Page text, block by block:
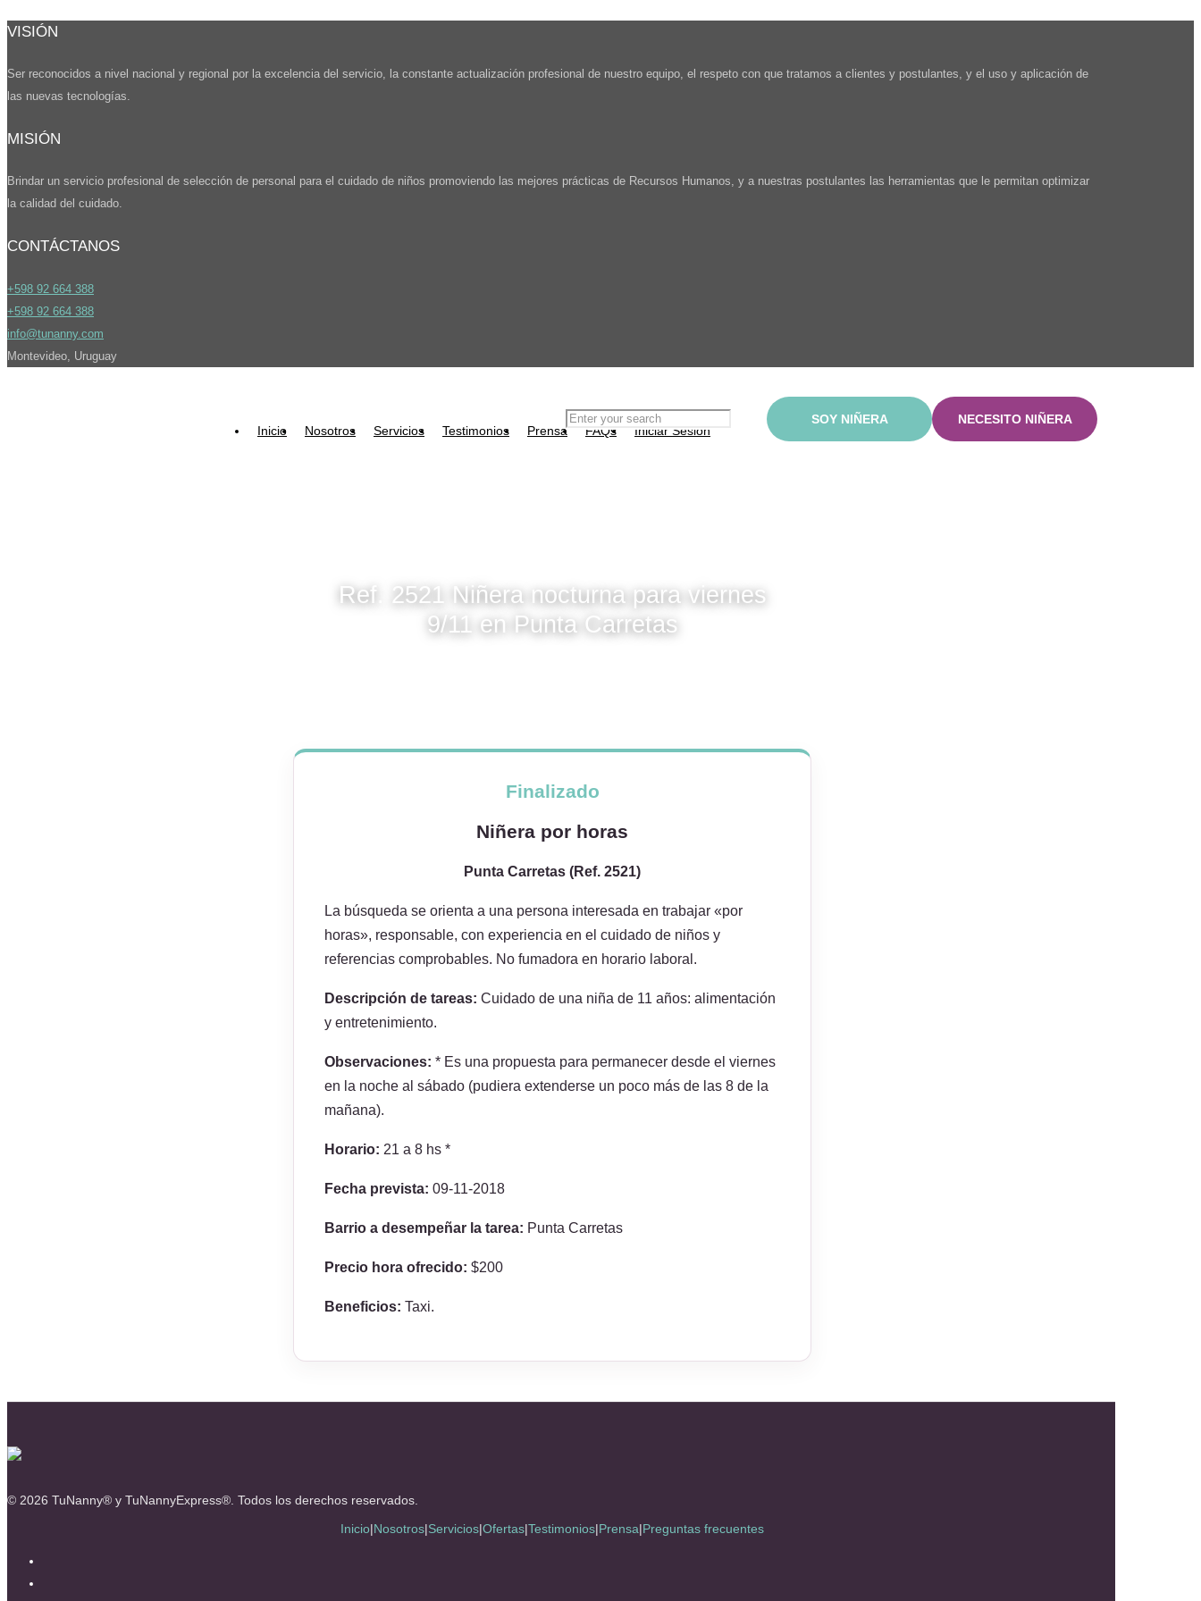
VISIÓN
Ser reconocidos a nivel nacional y regional por la excelencia del servicio, la constante actualización profesional de nuestro equipo, el respeto con que tratamos a clientes y postulantes, y el uso y aplicación de
las nuevas tecnologías.
MISIÓN
Brindar un servicio profesional de selección de personal para el cuidado de niños promoviendo las mejores prácticas de Recursos Humanos, y a nuestras postulantes las herramientas que le permitan optimizar
la calidad del cuidado.
CONTÁCTANOS
+598 92 664 388
+598 92 664 388
info@tunanny.com
Montevideo, Uruguay
Inicio Nosotros Servicios Testimonios Prensa FAQs Iniciar Sesión
Ref. 2521 Niñera nocturna para viernes
9/11 en Punta Carretas
Finalizado
Niñera por horas
Punta Carretas (Ref. 2521)
La búsqueda se orienta a una persona interesada en trabajar «por
horas», responsable, con experiencia en el cuidado de niños y
referencias comprobables. No fumadora en horario laboral.
Descripción de tareas: Cuidado de una niña de 11 años: alimentación
y entretenimiento.
Observaciones: * Es una propuesta para permanecer desde el viernes
en la noche al sábado (pudiera extenderse un poco más de las 8 de la
mañana).
Horario: 21 a 8 hs *
Fecha prevista: 09-11-2018
Barrio a desempeñar la tarea: Punta Carretas
Precio hora ofrecido: $200
Beneficios: Taxi.
© 2026 TuNanny® y TuNannyExpress®. Todos los derechos reservados.
Inicio|Nosotros|Servicios|Ofertas|Testimonios|Prensa|Preguntas frecuentes